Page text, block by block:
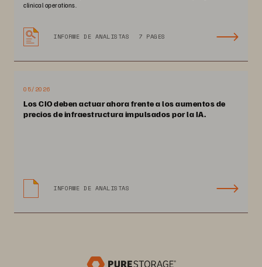
clinical operations.
INFORME DE ANALISTAS 7 PAGES
05/2026
Los CIO deben actuar ahora frente a los aumentos de
precios de infraestructura impulsados por la IA.
INFORME DE ANALISTAS